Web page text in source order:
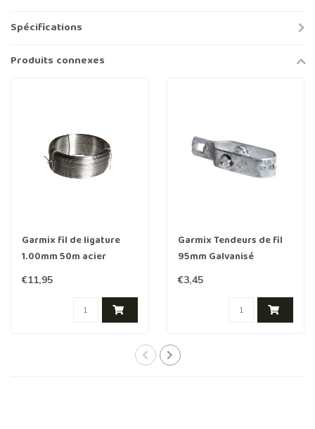
Spécifications
Produits connexes
Garmix fil de ligature
1.00mm 50m acier
inoxydable
€11,95
Garmix Tendeurs de fil
95mm Galvanisé
€3,45